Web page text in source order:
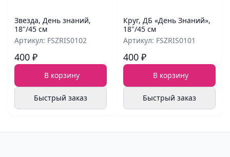
Звезда, День знаний,
18"/45 см
Артикул: FSZRIS0102
400 ₽
В корзину
Быстрый заказ
Круг, ДБ «День Знаний»,
18"/45 см
Артикул: FSZRIS0101
400 ₽
В корзину
Быстрый заказ